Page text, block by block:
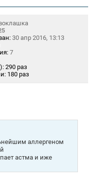
30 апр 2016, 13:13
7
290 раз
180 раз
аллергеном
астма и иже